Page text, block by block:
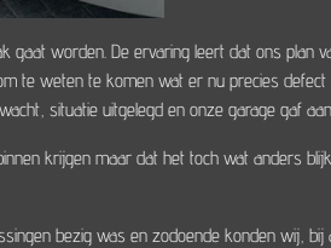
worden. De ervaring leert dat ons
te weten te komen wat er nu precies
situatie uitgelegd en onze garage gaf
krijgen maar dat het toch wat anders
bezig was en zodoende konden wij,